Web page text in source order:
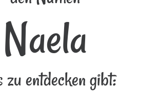
Naela
zu entdecken gibt: